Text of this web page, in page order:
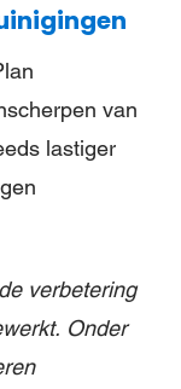
van
lastiger
verbetering
Onder